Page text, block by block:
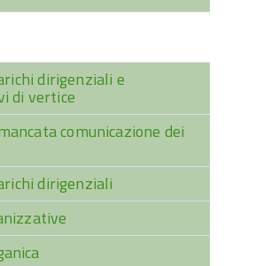
dirigenziali e
di vertice
comunicazione dei
dirigenziali